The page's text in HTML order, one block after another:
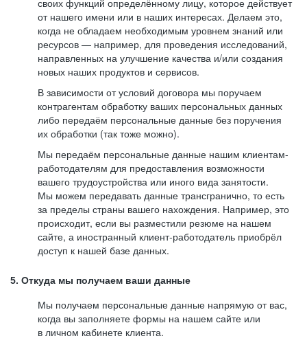
своих функций определённому лицу, которое действует
от нашего имени или в наших интересах. Делаем это,
когда не обладаем необходимым уровнем знаний или
ресурсов — например, для проведения исследований,
направленных на улучшение качества и/или создания
новых наших продуктов и сервисов.
В зависимости от условий договора мы поручаем
контрагентам обработку ваших персональных данных
либо передаём персональные данные без поручения
их обработки (так тоже можно).
Мы передаём персональные данные нашим клиентам-
работодателям для предоставления возможности
вашего трудоустройства или иного вида занятости.
Мы можем передавать данные трансгранично, то есть
за пределы страны вашего нахождения. Например, это
происходит, если вы разместили резюме на нашем
сайте, а иностранный клиент-работодатель приобрёл
доступ к нашей базе данных.
5. Откуда мы получаем ваши данные
Мы получаем персональные данные напрямую от вас,
когда вы заполняете формы на нашем сайте или
в личном кабинете клиента.